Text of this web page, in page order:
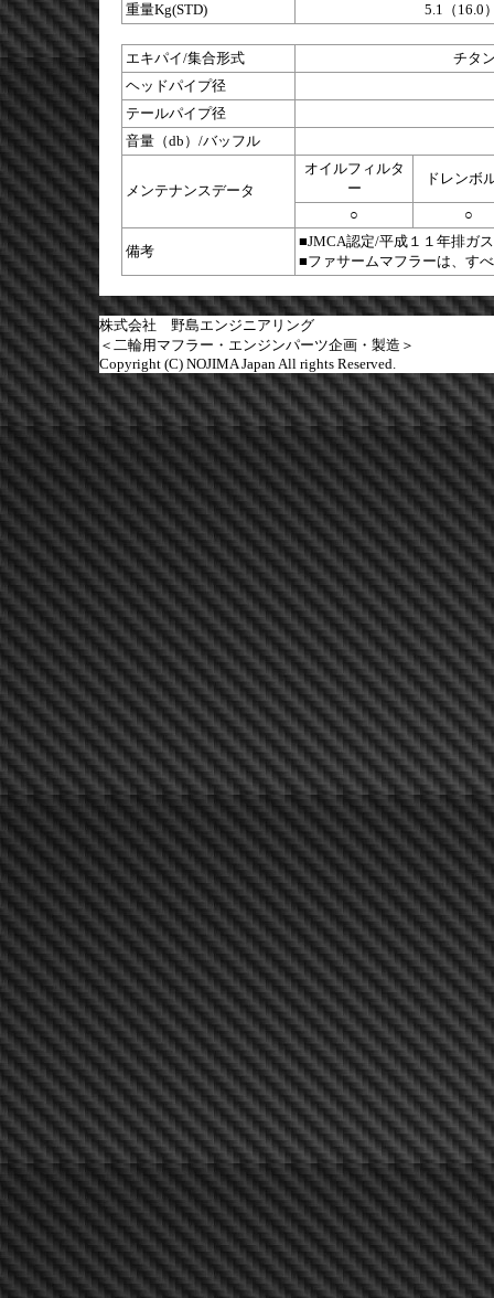
重量Kg(STD)
5.1（16.0
エキパイ/集合形式
チタ
ヘッドパイプ径
テールパイプ径
音量（db）/バッフル
メンテナンスデータ
オイルフィルタ
ー
ドレンボ
○ ○
備考
■JMCA認定/平成１１年排ガ
■ファサームマフラーは、す
株式会社 野島エンジニアリング
＜二輪用マフラー・エンジンパーツ企画・製造＞
Copyright (C) NOJIMA Japan All rights Reserved.